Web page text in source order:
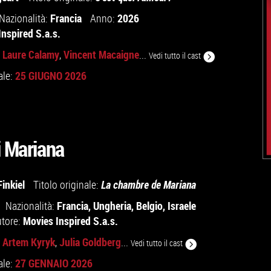
Francia Anno: 2026
S.a.s.
Laure Calamy,Vincent Macaigne... Vedi tutto il cast
25 GIUGNO 2026
Titolo originale: La chambre de Mariana
Nazionalità: Francia,Ungheria, Belgio, Israele
Movies Inspired S.a.s.
Artem Kyryk,Julia Goldberg... Vedi tutto il cast
27 GENNAIO 2026